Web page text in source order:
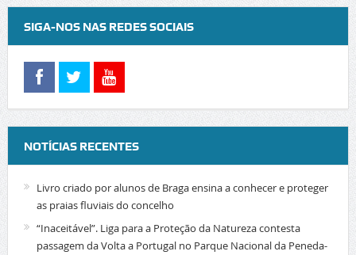
SIGA-NOS NAS REDES SOCIAIS
NOTÍCIAS RECENTES
Livro criado por alunos de Braga ensina a conhecer e proteger
as praias fluviais do concelho
“Inaceitável”. Liga para a Proteção da Natureza contesta
passagem da Volta a Portugal no Parque Nacional da Peneda-